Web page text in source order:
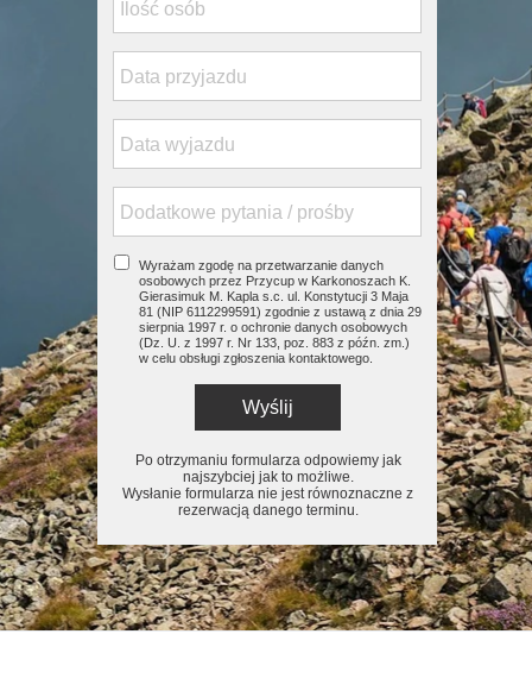
Po otrzymaniu formularza odpowiemy jak
najszybciej jak to możliwe.
Wysłanie formularza nie jest równoznaczne z
rezerwacją danego terminu.
Wyrażam zgodę na przetwarzanie danych
osobowych przez Przycup w Karkonoszach K.
Gierasimuk M. Kapla s.c. ul. Konstytucji 3 Maja
81 (NIP 6112299591) zgodnie z ustawą z dnia 29
sierpnia 1997 r. o ochronie danych osobowych
(Dz. U. z 1997 r. Nr 133, poz. 883 z późn. zm.)
w celu obsługi zgłoszenia kontaktowego.
Wyślij